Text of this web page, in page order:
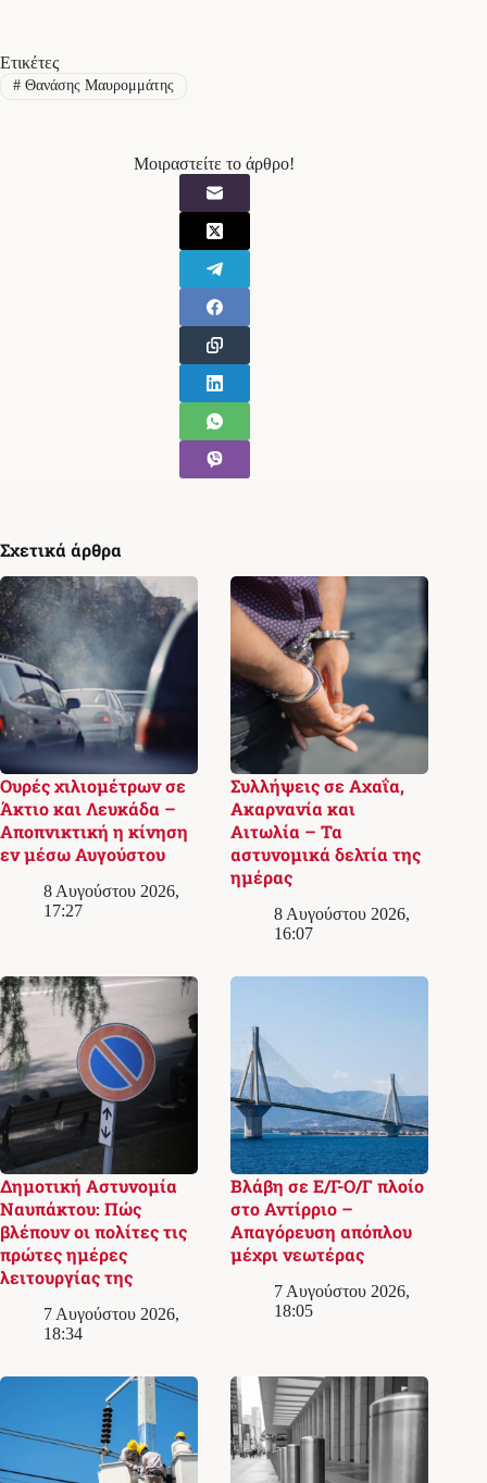
Ετικέτες
#Θανάσης Μαυρομμάτης
Μοιραστείτε το άρθρο!
Σχετικά άρθρα
Ουρές χιλιομέτρων σε
Άκτιο και Λευκάδα –
Αποπνικτική η κίνηση
εν μέσω Αυγούστου
8 Αυγούστου 2026,
17:27
Συλλήψεις σε Αχαΐα,
Ακαρνανία και
Αιτωλία – Τα
αστυνομικά δελτία της
ημέρας
8 Αυγούστου 2026,
16:07
Δημοτική Αστυνομία
Ναυπάκτου: Πώς
βλέπουν οι πολίτες τις
πρώτες ημέρες
λειτουργίας της
7 Αυγούστου 2026,
18:34
Βλάβη σε Ε/Γ-Ο/Γ πλοίο
στο Αντίρριο –
Απαγόρευση απόπλου
μέχρι νεωτέρας
7 Αυγούστου 2026,
18:05